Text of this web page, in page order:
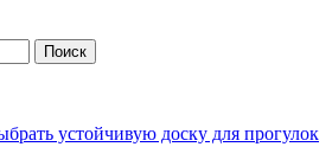
устойчивую доску для прогулок